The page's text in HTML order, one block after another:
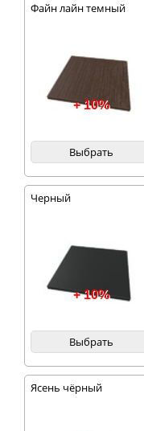
Файн лайн темный
+ 10%
Выбрать
Черный
+ 10%
Выбрать
Ясень чёрный